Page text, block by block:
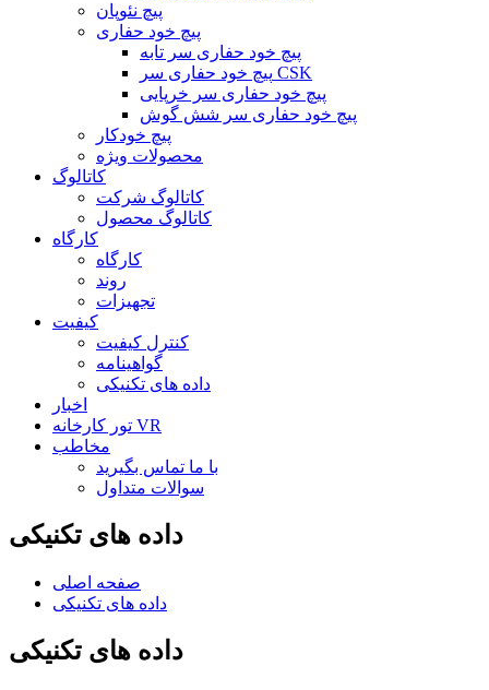
پیچ نئوپان
پیچ خود حفاری
پیچ خود حفاری سر تابه
پیچ خود حفاری سر CSK
پیچ خود حفاری سر خرپایی
پیچ خود حفاری سر شش گوش
پیچ خودکار
محصولات ویژه
کاتالوگ
کاتالوگ شرکت
کاتالوگ محصول
کارگاه
کارگاه
روند
تجهیزات
کیفیت
کنترل کیفیت
گواهینامه
داده های تکنیکی
اخبار
تور کارخانه VR
مخاطب
با ما تماس بگیرید
سوالات متداول
داده های تکنیکی
صفحه اصلی
داده های تکنیکی
داده های تکنیکی